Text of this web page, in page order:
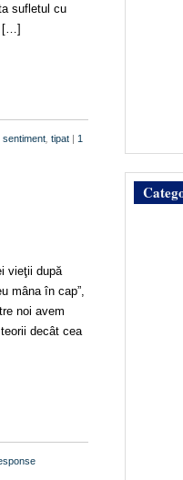
sufletul cu
[…]
sentiment tipat | 1
vieţii după
mâna în cap”,
noi avem
decât cea